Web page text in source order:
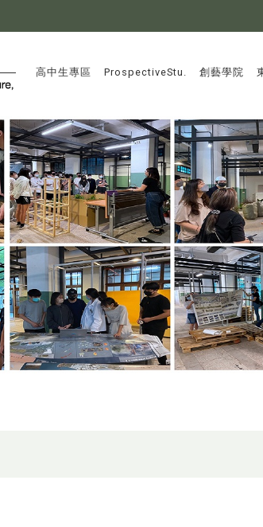
:::
高中生專區 ProspectiveStu. 創藝學院